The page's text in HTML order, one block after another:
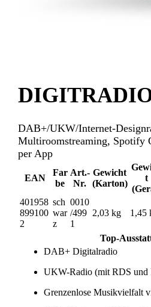
DAB+/UKW/Internet-
Multiroomstreaming, Spotify
per App
EAN
Far
be
Art.-
Nr.
Gewicht
(Karton)
t
401958
899100
2
sch
war
z
0010
/499
1
2,03 kg 1,45
Top-
DAB+ Digitalradio
UKW-Radio (mit RDS und
Grenzenlose Musikvielfalt